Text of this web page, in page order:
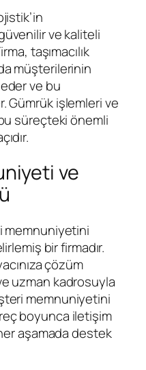
ve kaliteli
taşımacılık
müşterilerinin
ve bu
Gümrük işlemleri ve
süreçteki önemli
ve
memnuniyetini
bir firmadır.
çözüm
uzman kadrosuyla
memnuniyetini
boyunca iletişim
aşamada destek